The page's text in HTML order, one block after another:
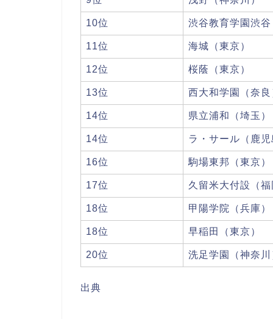
10位 渋谷教育学園渋
11位 海城（東京）
12位 桜蔭（東京）
13位 西大和学園（奈良
14位 県立浦和（埼玉）
14位 ラ・サール（鹿
16位 駒場東邦（東京）
17位 久留米大付設（
18位 甲陽学院（兵庫）
18位 早稲田（東京）
20位 洗足学園（神奈川
出典